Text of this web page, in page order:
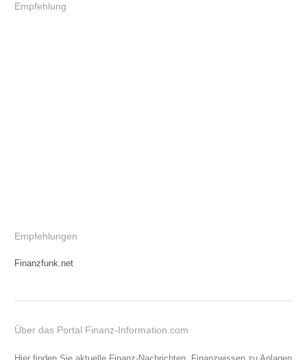
Empfehlung
Empfehlungen
Finanzfunk.net
Über das Portal Finanz-Information.com